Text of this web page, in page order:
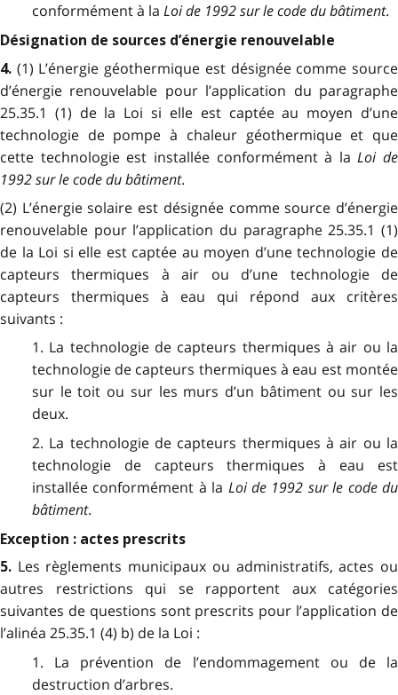
conformément à la Loi de 1992 sur le code du bâtiment.
Désignation de sources d’énergie renouvelable
4. (1) L’énergie géothermique est désignée comme source
d’énergie renouvelable pour l’application du paragraphe
25.35.1 (1) de la Loi si elle est captée au moyen d’une
technologie de pompe à chaleur géothermique et que
cette technologie est installée conformément à laLoi de
1992 sur le code du bâtiment.
(2) L’énergie solaire est désignée comme source d’énergie
renouvelable pour l’application du paragraphe 25.35.1 (1)
de la Loi si elle est captée au moyen d’une technologie de
capteurs thermiques à air ou d’une technologie de
capteurs thermiques à eau qui répond aux critères
suivants :
1. La technologie de capteurs thermiques à air ou la
technologie de capteurs thermiques à eau est montée
sur le toit ou sur les murs d’un bâtiment ou sur les
deux.
2. La technologie de capteurs thermiques à air ou la
technologie de capteurs thermiques à eau est
installée conformément à la Loi de 1992 sur le code du
bâtiment.
Exception : actes prescrits
5. Les règlements municipaux ou administratifs, actes ou
autres restrictions qui se rapportent aux catégories
suivantes de questions sont prescrits pour l’application de
l’alinéa 25.35.1 (4) b) de la Loi :
1. La prévention de l’endommagement ou de la
destruction d’arbres.